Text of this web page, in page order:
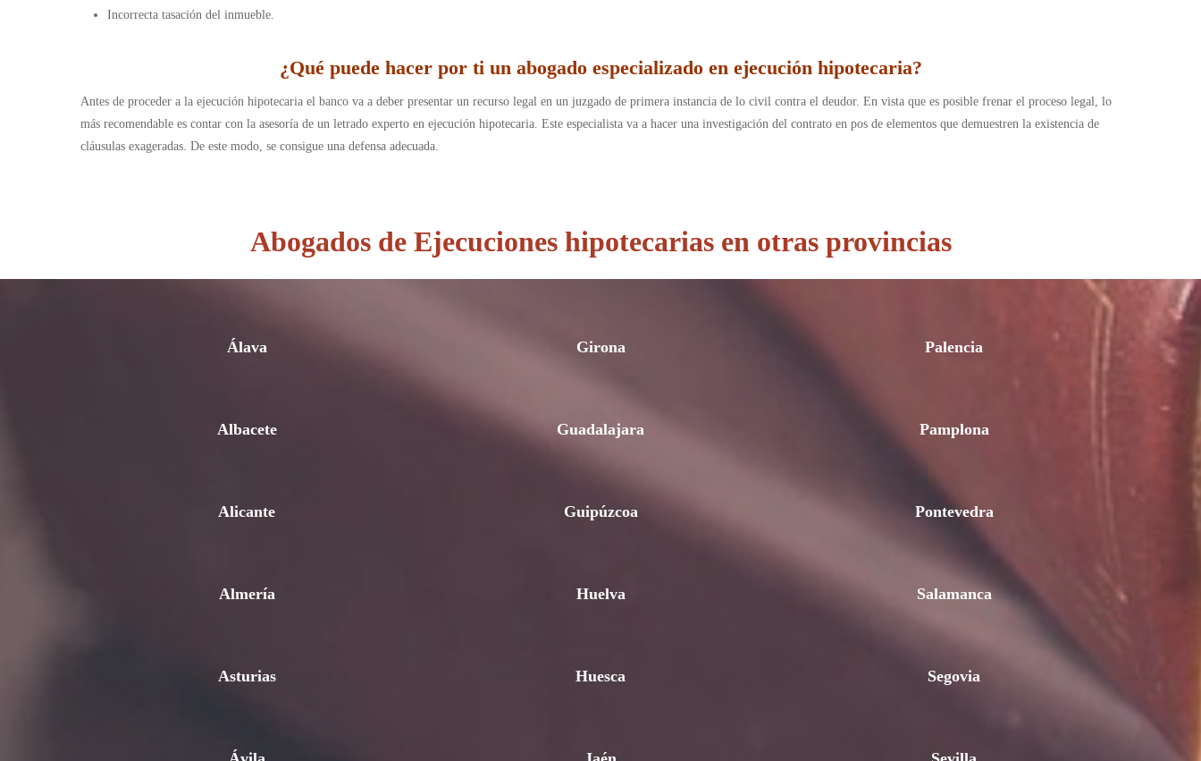
Incorrecta tasación del inmueble.
¿Qué puede hacer por ti un abogado especializado en ejecución hipotecaria?
Antes de proceder a la ejecución hipotecaria el banco va a deber presentar un recurso legal en un juzgado de primera instancia de lo civil contra el deudor. En vista que es posible frenar el proceso legal, lo
más recomendable es contar con la asesoría de un letrado experto en ejecución hipotecaria. Este especialista va a hacer una investigación del contrato en pos de elementos que demuestren la existencia de
cláusulas exageradas. De este modo, se consigue una defensa adecuada.
Abogados de Ejecuciones hipotecarias en otras provincias
Álava
Albacete
Alicante
Almería
Asturias
Girona
Guadalajara
Guipúzcoa
Huelva
Huesca
Palencia
Pamplona
Pontevedra
Salamanca
Segovia